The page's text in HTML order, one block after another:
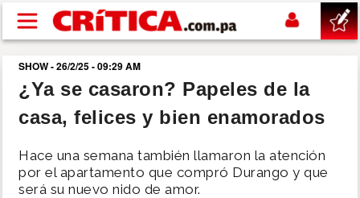
Pasar al contenido principal
buscar
SUCESOS
NACIONAL
SHOW - 26/2/25 - 09:29 AM
¿Ya se casaron? Papeles de la
casa, felices y bien enamorados
Hace una semana también llamaron la atención
por el apartamento que compró Durango y que
será su nuevo nido de amor.